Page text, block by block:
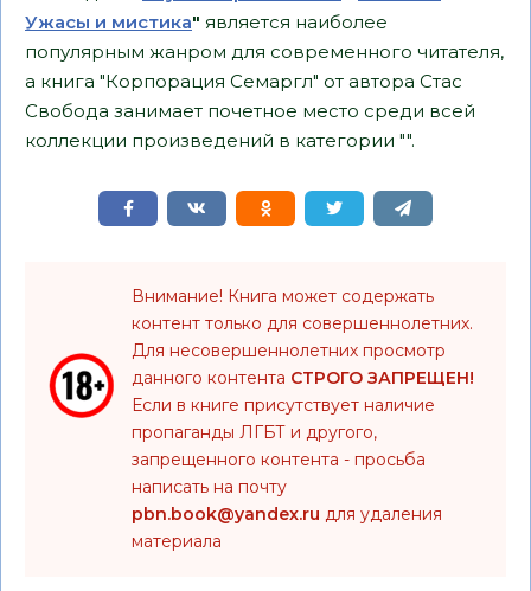
Ужасы и мистика" является наиболее
популярным жанром для современного читателя,
а книга "Корпорация Семаргл" от автора Стас
Свобода занимает почетное место среди всей
коллекции произведений в категории "".
Внимание! Книга может содержать
контент только для совершеннолетних.
Для несовершеннолетних просмотр
данного контента СТРОГО ЗАПРЕЩЕН!
Если в книге присутствует наличие
пропаганды ЛГБТ и другого,
запрещенного контента - просьба
написать на почту
pbn.book@yandex.ru для удаления
материала